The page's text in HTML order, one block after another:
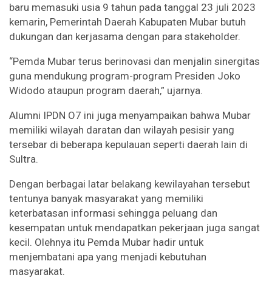
baru memasuki usia 9 tahun pada tanggal 23 juli 2023
kemarin, Pemerintah Daerah Kabupaten Mubar butuh
dukungan dan kerjasama dengan para stakeholder.
“Pemda Mubar terus berinovasi dan menjalin sinergitas
guna mendukung program-program Presiden Joko
Widodo ataupun program daerah,” ujarnya.
Alumni IPDN O7 ini juga menyampaikan bahwa Mubar
memiliki wilayah daratan dan wilayah pesisir yang
tersebar di beberapa kepulauan seperti daerah lain di
Sultra.
Dengan berbagai latar belakang kewilayahan tersebut
tentunya banyak masyarakat yang memiliki
keterbatasan informasi sehingga peluang dan
kesempatan untuk mendapatkan pekerjaan juga sangat
kecil. Olehnya itu Pemda Mubar hadir untuk
menjembatani apa yang menjadi kebutuhan
masyarakat.